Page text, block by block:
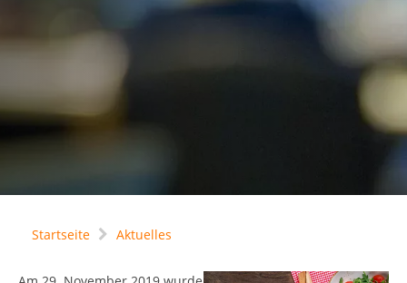
Startseite Aktuelles